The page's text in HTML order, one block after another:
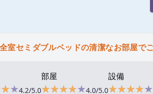
セミダブルベッドの清潔なお部屋でご
4.2/5.0
部屋
★★★★★
★★★★★4.0/5.0
設備
★★★★★
★★★★★